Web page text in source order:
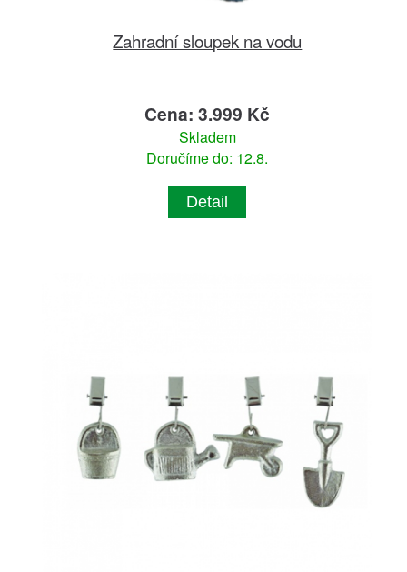
Zahradní sloupek na vodu
Cena: 3.999 Kč
Skladem
Doručíme do: 12.8.
Detail